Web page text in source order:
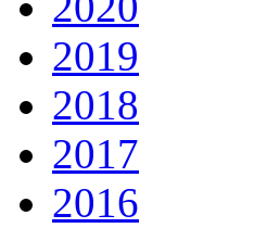
2019
2018
2017
2016